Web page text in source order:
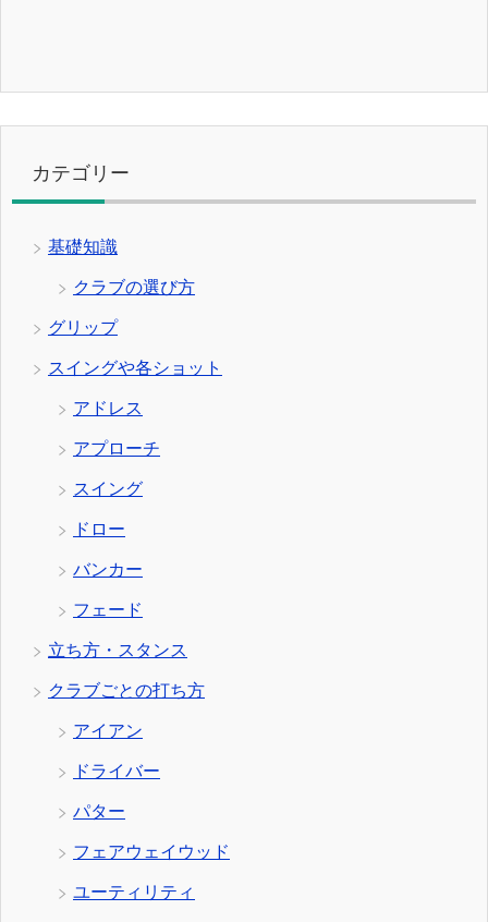
カテゴリー
基礎知識
クラブの選び方
グリップ
スイングや各ショット
アドレス
アプローチ
スイング
ドロー
バンカー
フェード
立ち方・スタンス
クラブごとの打ち方
アイアン
ドライバー
パター
フェアウェイウッド
ユーティリティ